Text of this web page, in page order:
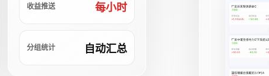
收益推送 每小时
分组统计 自动汇总